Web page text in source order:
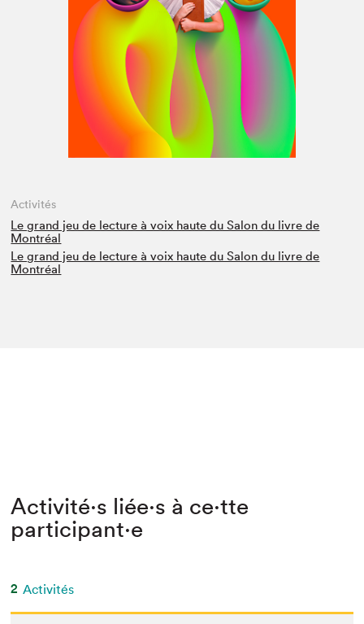
Espace médias
Activités
Le grand jeu de lecture à voix haute du Salon du livre de
Montréal
Le grand jeu de lecture à voix haute du Salon du livre de
Montréal
Activité⋅s liée⋅s à ce⋅tte
participant⋅e
2 Activités